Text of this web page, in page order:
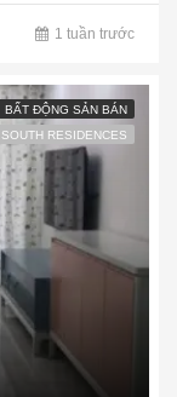
1 tuần trước
BẤT ĐỘNG SẢN BÁN
RESIDENCES